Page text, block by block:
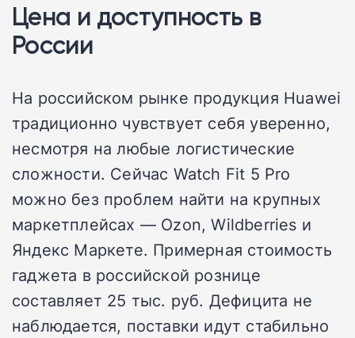
Цена и доступность в
России
На российском рынке продукция Huawei
традиционно чувствует себя уверенно,
несмотря на любые логистические
сложности. Сейчас Watch Fit 5 Pro
можно без проблем найти на крупных
маркетплейсах — Ozon, Wildberries и
Яндекс Маркете. Примерная стоимость
гаджета в российской рознице
составляет 25 тыс. руб. Дефицита не
наблюдается, поставки идут стабильно